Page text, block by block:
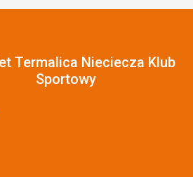
Termalica Nieciecza Klub
Sportowy